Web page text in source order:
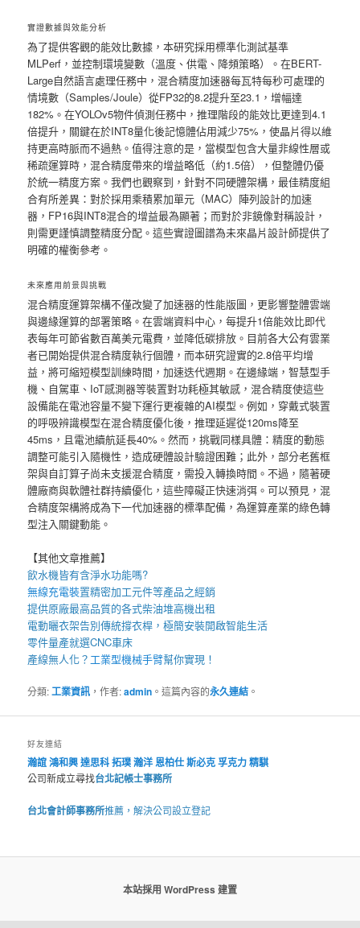
實證數據與效能分析
為了提供客觀的能效比數據，本研究採用標準化測試基準
MLPerf，並控制環境變數（溫度、供電、降頻策略）。在BERT-
Large自然語言處理任務中，混合精度加速器每瓦特每秒可處理的
情境數（Samples/Joule）從FP32的8.2提升至23.1，增幅達
182%。在YOLOv5物件偵測任務中，推理階段的能效比更達到4.1
倍提升，關鍵在於INT8量化後記憶體佔用減少75%，使晶片得以維
持更高時脈而不過熱。值得注意的是，當模型包含大量非線性層或
稀疏運算時，混合精度帶來的增益略低（約1.5倍），但整體仍優
於統一精度方案。我們也觀察到，針對不同硬體架構，最佳精度組
合有所差異：對於採用乘積累加單元（MAC）陣列設計的加速
器，FP16與INT8混合的增益最為顯著；而對於非鏡像對稱設計，
則需更謹慎調整精度分配。這些實證圖譜為未來晶片設計師提供了
明確的權衡參考。
未來應用前景與挑戰
混合精度運算架構不僅改變了加速器的性能版圖，更影響整體雲端
與邊緣運算的部署策略。在雲端資料中心，每提升1倍能效比即代
表每年可節省數百萬美元電費，並降低碳排放。目前各大公有雲業
者已開始提供混合精度執行個體，而本研究證實的2.8倍平均增
益，將可縮短模型訓練時間，加速迭代週期。在邊緣端，智慧型手
機、自駕車、IoT感測器等裝置對功耗極其敏感，混合精度使這些
設備能在電池容量不變下運行更複雜的AI模型。例如，穿戴式裝置
的呼吸辨識模型在混合精度優化後，推理延遲從120ms降至
45ms，且電池續航延長40%。然而，挑戰同樣具體：精度的動態
調整可能引入隨機性，造成硬體設計驗證困難；此外，部分老舊框
架與自訂算子尚未支援混合精度，需投入轉換時間。不過，隨著硬
體廠商與軟體社群持續優化，這些障礙正快速消弭。可以預見，混
合精度架構將成為下一代加速器的標準配備，為運算產業的綠色轉
型注入關鍵動能。
【其他文章推薦】
飲水機皆有含淨水功能嗎?
無線充電裝置精密加工元件等產品之經銷
提供原廠最高品質的各式柴油堆高機出租
電動曬衣架告別傳統撐衣桿，極簡安裝開啟智能生活
零件量產就選CNC車床
產線無人化？ 工業型機械手臂幫你實現！
分類:工業資訊 ，作者:admin 。這篇內容的永久連結 。
好友連結
瀚誼鴻和興達思科拓璞瀚洋恩柏仕斯必克孚克力精騏
公司新成立尋找台北記帳士事務所
台北會計師事務所推薦，解決公司設立登記
本站採用 WordPress 建置